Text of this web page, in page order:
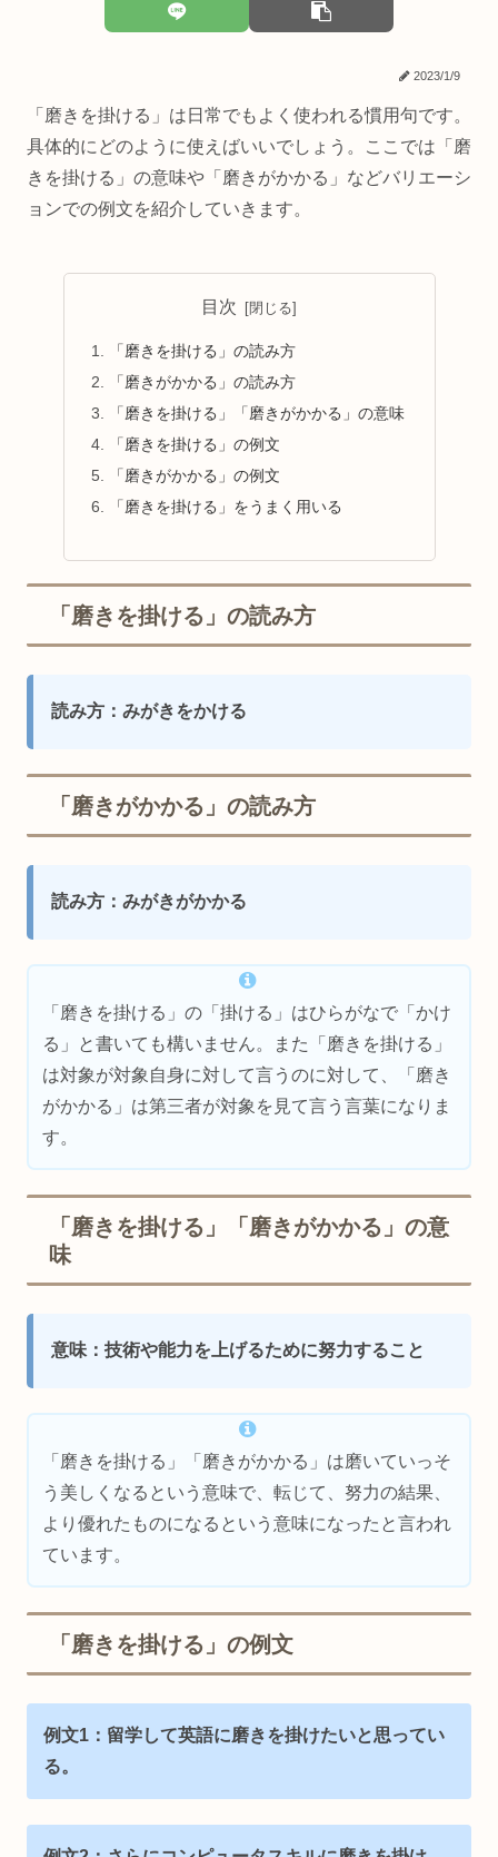
2023/1/9
「磨きを掛ける」は日常でもよく使われる慣用句です。
具体的にどのように使えばいいでしょう。ここでは「磨
きを掛ける」の意味や「磨きがかかる」などバリエーシ
ョンでの例文を紹介していきます。
目次
「磨きを掛ける」の読み方
「磨きがかかる」の読み方
「磨きを掛ける」「磨きがかかる」の意味
「磨きを掛ける」の例文
「磨きがかかる」の例文
「磨きを掛ける」をうまく用いる
「磨きを掛ける」の読み方
読み方：みがきをかける
「磨きがかかる」の読み方
読み方：みがきがかかる
「磨きを掛ける」の「掛ける」はひらがなで「かけ
る」と書いても構いません。また「磨きを掛ける」
は対象が対象自身に対して言うのに対して、「磨き
がかかる」は第三者が対象を見て言う言葉になりま
す。
「磨きを掛ける」「磨きがかかる」の意
味
意味：技術や能力を上げるために努力すること
「磨きを掛ける」「磨きがかかる」は磨いていっそ
う美しくなるという意味で、転じて、努力の結果、
より優れたものになるという意味になったと言われ
ています。
「磨きを掛ける」の例文
例文1：留学して英語に磨きを掛けたいと思ってい
る。